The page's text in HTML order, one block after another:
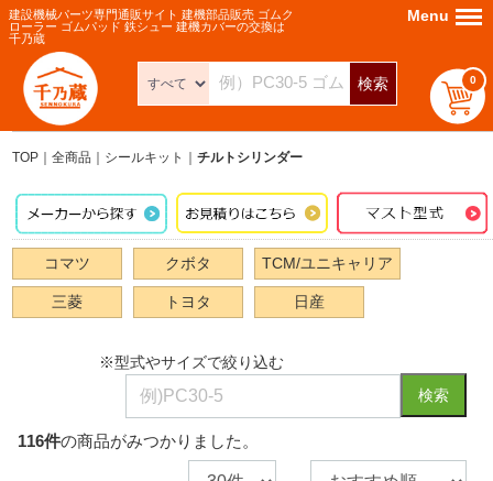
建設機械パーツ専門通販サイト 建機部品販売 ゴムク
ローラー ゴムパッド 鉄シュー 建機カバーの交換は
千乃蔵
検索 0
Menu Menu
TOP 全商品 シールキット チルトシリンダー
コマツ クボタ TCM/ユニキャリア
三菱 トヨタ 日産
※型式やサイズで絞り込む
検索
116件の商品がみつかりました。